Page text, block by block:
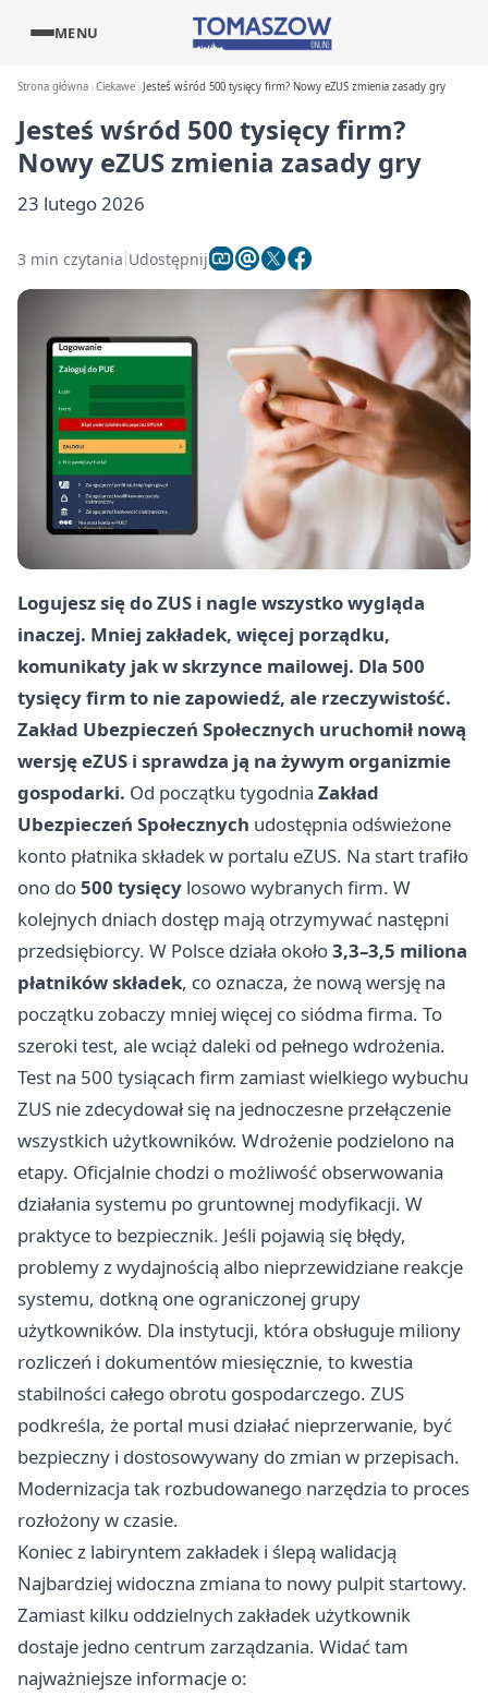
MENU
Strona główna Ciekawe Jesteś wśród 500 tysięcy firm? Nowy eZUS zmienia zasady gry
Jesteś wśród 500 tysięcy firm?
Nowy eZUS zmienia zasady gry
23 lutego 2026
3 min czytania Udostępnij
Logujesz się do ZUS i nagle wszystko wygląda
inaczej. Mniej zakładek, więcej porządku,
komunikaty jak w skrzynce mailowej. Dla 500
tysięcy firm to nie zapowiedź, ale rzeczywistość.
Zakład Ubezpieczeń Społecznych uruchomił nową
wersję eZUS i sprawdza ją na żywym organizmie
gospodarki. Od początku tygodnia Zakład
Ubezpieczeń Społecznych udostępnia odświeżone
konto płatnika składek w portalu eZUS. Na start trafiło
ono do500 tysięcy losowo wybranych firm. W
kolejnych dniach dostęp mają otrzymywać następni
przedsiębiorcy. W Polsce działa około3,3–3,5 miliona
płatników składek, co oznacza, że nową wersję na
początku zobaczy mniej więcej co siódma firma. To
szeroki test, ale wciąż daleki od pełnego wdrożenia.
Test na 500 tysiącach firm zamiast wielkiego wybuchu
ZUS nie zdecydował się na jednoczesne przełączenie
wszystkich użytkowników. Wdrożenie podzielono na
etapy. Oficjalnie chodzi o możliwość obserwowania
działania systemu po gruntownej modyfikacji. W
praktyce to bezpiecznik. Jeśli pojawią się błędy,
problemy z wydajnością albo nieprzewidziane reakcje
systemu, dotkną one ograniczonej grupy
użytkowników. Dla instytucji, która obsługuje miliony
rozliczeń i dokumentów miesięcznie, to kwestia
stabilności całego obrotu gospodarczego. ZUS
podkreśla, że portal musi działać nieprzerwanie, być
bezpieczny i dostosowywany do zmian w przepisach.
Modernizacja tak rozbudowanego narzędzia to proces
rozłożony w czasie.
Koniec z labiryntem zakładek i ślepą walidacją
Najbardziej widoczna zmiana to nowy pulpit startowy.
Zamiast kilku oddzielnych zakładek użytkownik
dostaje jedno centrum zarządzania. Widać tam
najważniejsze informacje o: